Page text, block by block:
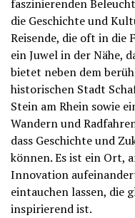
faszinierenden
die Geschichte und
Reisende, die oft in die
ein Juwel in der Nähe,
bietet neben dem
historischen Stadt
Stein am Rhein sowie
Wandern und
dass Geschichte und
können. Es ist ein Ort,
Innovation
eintauchen lassen, die
inspirierend ist.